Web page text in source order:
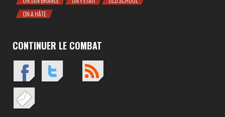
ON A HÂTE
CONTINUER LE COMBAT